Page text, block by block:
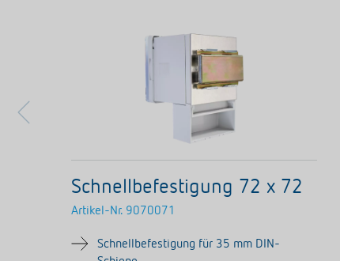
Schnellbefestigung 72 x 72
Artikel-Nr. 9070071
Schnellbefestigung für 35 mm DIN-